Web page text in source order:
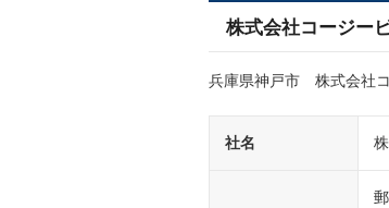
株式会社コージー
兵庫県神戸市 株式会社コ
社名